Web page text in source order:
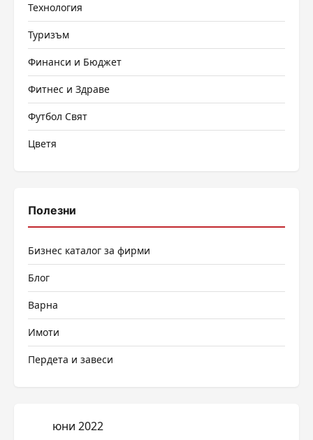
Технология
Туризъм
Финанси и Бюджет
Фитнес и Здраве
Футбол Свят
Цветя
Полезни
Бизнес каталог за фирми
Блог
Варна
Имоти
Пердета и завеси
юни 2022